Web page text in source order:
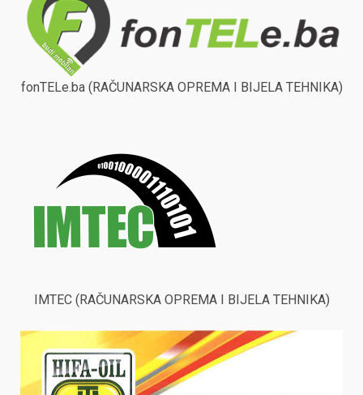
fonTELe.ba (RAČUNARSKA OPREMA I BIJELA TEHNIKA)
IMTEC (RAČUNARSKA OPREMA I BIJELA TEHNIKA)